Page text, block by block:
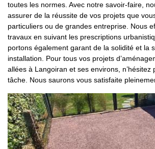
toutes les normes. Avec notre savoir-faire,
assurer de la réussite de vos projets que
particuliers ou de grandes entreprise. Nous
travaux en suivant les prescriptions
portons également garant de la solidité et la
installation. Pour tous vos projets
allées à Langoiran et ses environs, n’hésitez
tâche. Nous saurons vous satisfaite